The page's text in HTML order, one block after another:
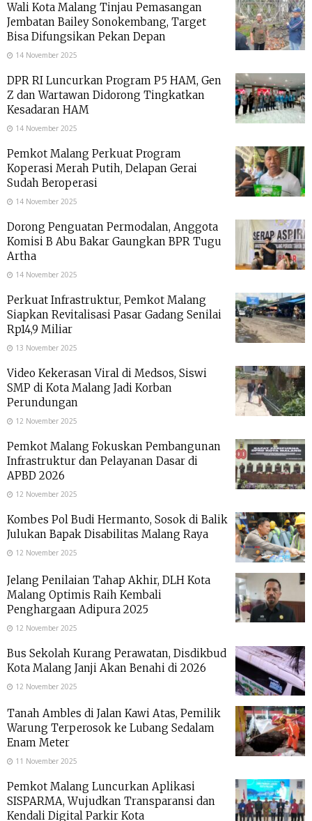
Wali Kota Malang Tinjau Pemasangan
Jembatan Bailey Sonokembang, Target
Bisa Difungsikan Pekan Depan
14 November 2025
DPR RI Luncurkan Program P5 HAM, Gen
Z dan Wartawan Didorong Tingkatkan
Kesadaran HAM
14 November 2025
Pemkot Malang Perkuat Program
Koperasi Merah Putih, Delapan Gerai
Sudah Beroperasi
14 November 2025
Dorong Penguatan Permodalan, Anggota
Komisi B Abu Bakar Gaungkan BPR Tugu
Artha
14 November 2025
Perkuat Infrastruktur, Pemkot Malang
Siapkan Revitalisasi Pasar Gadang Senilai
Rp14,9 Miliar
13 November 2025
Video Kekerasan Viral di Medsos, Siswi
SMP di Kota Malang Jadi Korban
Perundungan
12 November 2025
Pemkot Malang Fokuskan Pembangunan
Infrastruktur dan Pelayanan Dasar di
APBD 2026
12 November 2025
Kombes Pol Budi Hermanto, Sosok di Balik
Julukan Bapak Disabilitas Malang Raya
12 November 2025
Jelang Penilaian Tahap Akhir, DLH Kota
Malang Optimis Raih Kembali
Penghargaan Adipura 2025
12 November 2025
Bus Sekolah Kurang Perawatan, Disdikbud
Kota Malang Janji Akan Benahi di 2026
12 November 2025
Tanah Ambles di Jalan Kawi Atas, Pemilik
Warung Terperosok ke Lubang Sedalam
Enam Meter
11 November 2025
Pemkot Malang Luncurkan Aplikasi
SISPARMA, Wujudkan Transparansi dan
Kendali Digital Parkir Kota